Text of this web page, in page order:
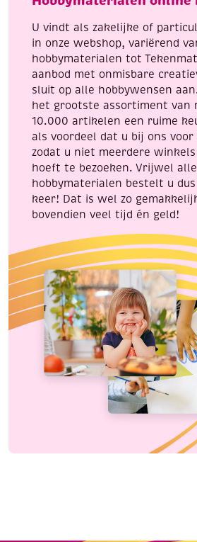
U vindt als zakelijke of
in onze webshop, variërend
hobbymaterialen tot
aanbod met onmisbare
sluit op alle hobbywensen
het grootste assortiment van
10.000 artikelen een ruime
als voordeel dat u bij ons
zodat u niet meerdere
hoeft te bezoeken. Vrijwel
hobbymaterialen bestelt u
keer! Dat is wel zo
bovendien veel tijd én geld!